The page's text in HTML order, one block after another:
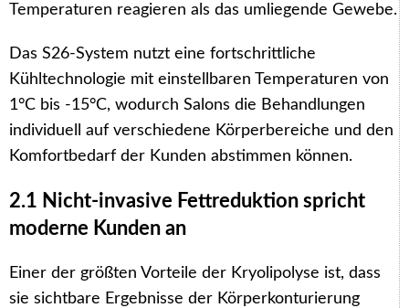
Temperaturen reagieren als das umliegende Gewebe.
Das S26-System nutzt eine fortschrittliche
Kühltechnologie mit einstellbaren Temperaturen von
1°C bis -15°C, wodurch Salons die Behandlungen
individuell auf verschiedene Körperbereiche und den
Komfortbedarf der Kunden abstimmen können.
2.1 Nicht-invasive Fettreduktion spricht
moderne Kunden an
Einer der größten Vorteile der Kryolipolyse ist, dass
sie sichtbare Ergebnisse der Körperkonturierung